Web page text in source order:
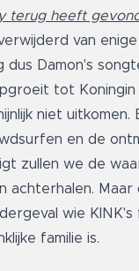
terug heeft
van
dus Damon's
tot Koningin
niet uitkomen.
en de
zullen we de
achterhalen. Maar
wie KINK's
familie is.